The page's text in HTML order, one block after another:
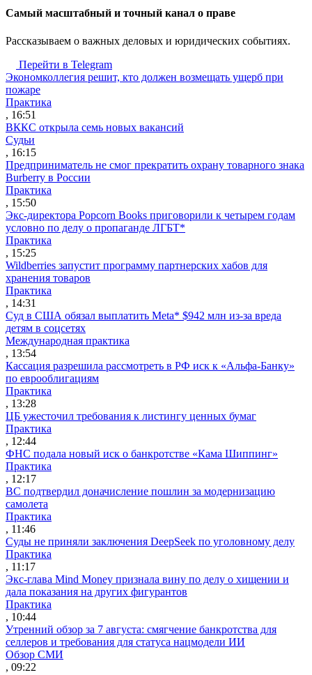
Cамый масштабный и точный канал о праве
Рассказываем о важных деловых и юридических событиях.
Перейти в Telegram
Экономколлегия решит, кто должен возмещать ущерб при
пожаре
Практика
, 16:51
ВККС открыла семь новых вакансий
Судьи
, 16:15
Предприниматель не смог прекратить охрану товарного знака
Burberry в России
Практика
, 15:50
Экс-директора Popcorn Books приговорили к четырем годам
условно по делу о пропаганде ЛГБТ*
Практика
, 15:25
Wildberries запустит программу партнерских хабов для
хранения товаров
Практика
, 14:31
Суд в США обязал выплатить Meta* $942 млн из-за вреда
детям в соцсетях
Международная практика
, 13:54
Кассация разрешила рассмотреть в РФ иск к «Альфа-Банку»
по еврооблигациям
Практика
, 13:28
ЦБ ужесточил требования к листингу ценных бумаг
Практика
, 12:44
ФНС подала новый иск о банкротстве «Кама Шиппинг»
Практика
, 12:17
ВС подтвердил доначисление пошлин за модернизацию
самолета
Практика
, 11:46
Суды не приняли заключения DeepSeek по уголовному делу
Практика
, 11:17
Экс-глава Mind Money признала вину по делу о хищении и
дала показания на других фигурантов
Практика
, 10:44
Утренний обзор за 7 августа: смягчение банкротства для
селлеров и требования для статуса нацмодели ИИ
Обзор СМИ
, 09:22